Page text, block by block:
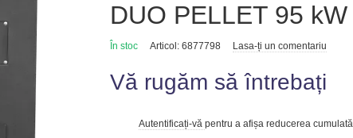
DUO PELLET 95 kW
În stoc Articol: 6877798 Lasa-ți un comentariu
Vă rugăm să întrebați
Autentificați-vă pentru a afișa reducerea cumulată